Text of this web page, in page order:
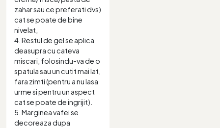
zahar sau ce preferati dvs)
cat se poate de bine
nivelat,
4. Restul de gel se aplica
deasupra cu cateva
miscari, folosindu-va de o
spatula sau un cutit mai lat,
fara zimti (pentru a nu lasa
urme si pentru un aspect
cat se poate de ingrijit).
5. Marginea vafei se
decoreaza dupa